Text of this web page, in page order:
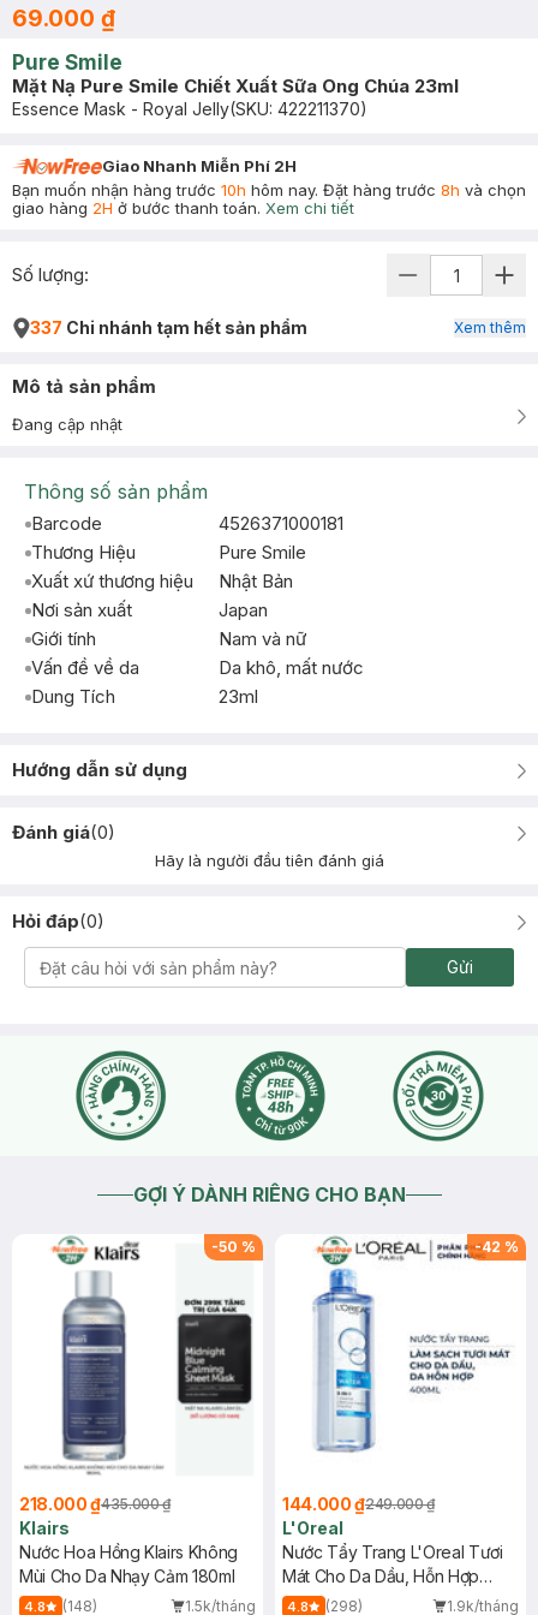
69.000 ₫
Pure Smile
Mặt Nạ Pure Smile Chiết Xuất Sữa Ong Chúa 23ml
Essence Mask - Royal Jelly(SKU: 422211370)
Giao Nhanh Miễn Phí 2H
Bạn muốn nhận hàng trước 10h hôm nay. Đặt hàng trước 8h và chọn
giao hàng 2H ở bước thanh toán. Xem chi tiết
Số lượng:
337 Chi nhánh tạm hết sản phẩm Xem thêm
Mô tả sản phẩm
Đang cập nhật
Thông số sản phẩm
Barcode
4526371000181
Thương Hiệu
Pure Smile
Xuất xứ thương hiệu
Nhật Bản
Nơi sản xuất
Japan
Giới tính
Nam và nữ
Vấn đề về da
Da khô, mất nước
Dung Tích
23ml
Hướng dẫn sử dụng
Đánh giá(0)
Hãy là người đầu tiên đánh giá
Hỏi đáp(0)
Gửi
GỢI Ý DÀNH RIÊNG CHO BẠN
-50 %
218.000 ₫435.000 ₫
Klairs
Nước Hoa Hồng Klairs Không
Mùi Cho Da Nhạy Cảm 180ml
4.8 (148)
1.5k/tháng
-42 %
144.000 ₫249.000 ₫
L'Oreal
Nước Tẩy Trang L'Oreal Tươi
Mát Cho Da Dầu, Hỗn Hợp
400ml
4.8 (298)
1.9k/tháng